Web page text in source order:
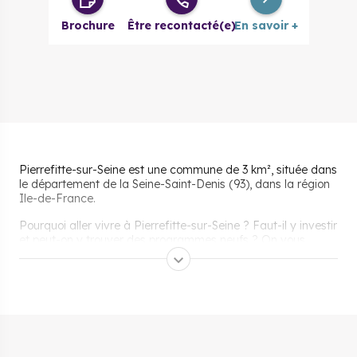
Brochure Être recontacté(e)En savoir +
Pierrefitte-sur-Seine est une commune de 3 km², située dans
le département de la Seine-Saint-Denis (93), dans la région
Ile-de-France.
Pourquoi aller vivre à Pierrefitte-sur-Seine ? Faut-il y investir